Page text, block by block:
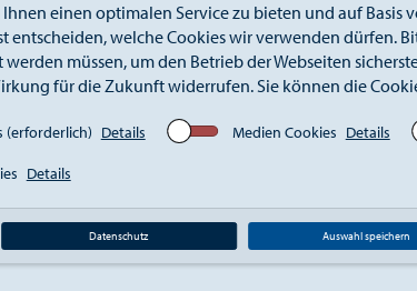
einen optimalen Service zu bieten und auf Basis
entscheiden, welche Cookies wir verwenden dürfen.
müssen, um den Betrieb der Webseiten
für die Zukunft widerrufen. Sie können die
(erforderlich) Details Medien Cookies Details
Details
Datenschutz Auswahl speichern
Kontakt Elektronischer Zugang